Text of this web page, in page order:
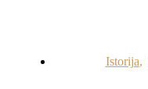
Istorija,